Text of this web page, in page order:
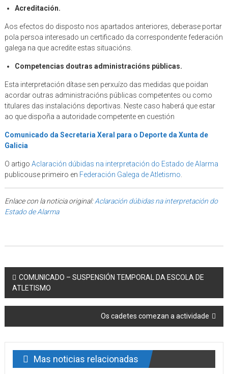
Acreditación.
Aos efectos do disposto nos apartados anteriores, deberase portar
pola persoa interesado un certificado da correspondente federación
galega na que acredite estas situacións.
Competencias doutras administracións públicas.
Esta interpretación dítase sen perxuízo das medidas que poidan
acordar outras administracións públicas competentes ou como
titulares das instalacións deportivas. Neste caso haberá que estar
ao que dispoña a autoridade competente en cuestión
Comunicado da Secretaria Xeral para o Deporte da Xunta de
Galicia
O artigo Aclaración dúbidas na interpretación do Estado de Alarma
publicouse primeiro en Federación Galega de Atletismo.
Enlace con la noticia original:Aclaración dúbidas na interpretación do
Estado de Alarma
Post navigation
COMUNICADO – SUSPENSIÓN TEMPORAL DA ESCOLA DE
ATLETISMO
Os cadetes comezan a actividade
Mas noticias relacionadas